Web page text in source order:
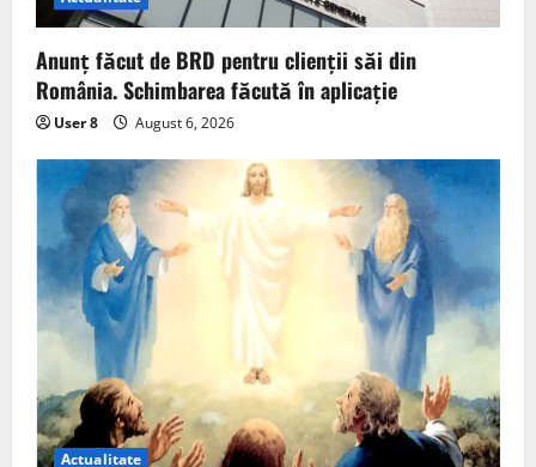
Anunț făcut de BRD pentru clienții săi din
România. Schimbarea făcută în aplicație
User 8 August 6, 2026
Actualitate